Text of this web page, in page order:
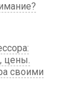
цены.
своими